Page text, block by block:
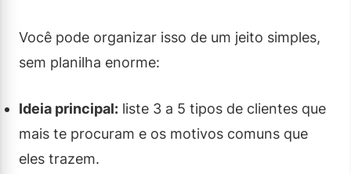
Você pode organizar isso de um jeito simples,
sem planilha enorme:
Ideia principal: liste 3 a 5 tipos de clientes que
mais te procuram e os motivos comuns que
eles trazem.